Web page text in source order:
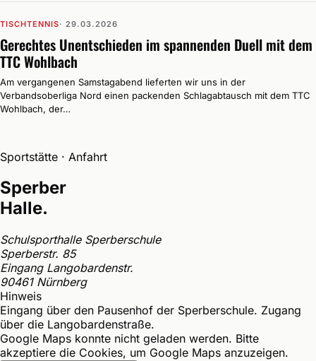
TISCHTENNIS· 29.03.2026
Gerechtes Unentschieden im spannenden Duell mit dem
TTC Wohlbach
Am vergangenen Samstagabend lieferten wir uns in der
Verbandsoberliga Nord einen packenden Schlagabtausch mit dem TTC
Wohlbach, der…
Sportstätte · Anfahrt
Sperber
Halle.
Schulsporthalle Sperberschule
Sperberstr. 85
Eingang Langobardenstr.
90461 Nürnberg
Hinweis
Eingang über den Pausenhof der Sperberschule. Zugang
über die Langobardenstraße.
Google Maps konnte nicht geladen werden. Bitte
akzeptiere die Cookies, um Google Maps anzuzeigen.